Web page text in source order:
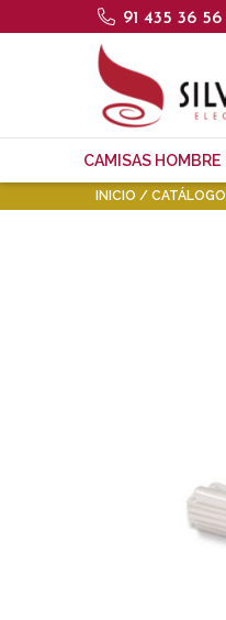
91 435 36 56
CAMISAS HOMBRE
INICIO CATÁLOGO